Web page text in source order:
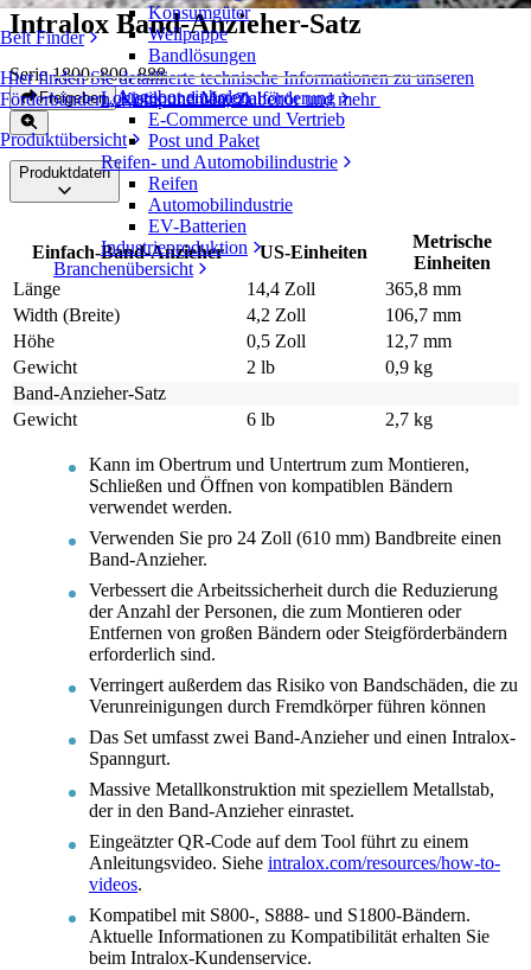
Belt Finder
Hier finden Sie detaillierte technische Informationen zu unseren
Förderbändern, Komponenten, Zubehör und mehr
Produktübersicht
Konsumgüter
Wellpappe
Bandlösungen
Logistik und Materialförderung
E-Commerce und Vertrieb
Post und Paket
Reifen- und Automobilindustrie
Reifen
Automobilindustrie
EV-Batterien
Industrieproduktion
Branchenübersicht
Intralox Band-Anzieher-Satz
Serie 1800, 800, 888
Freigeben Angebot einholen
Produktdaten
Einfach-Band-Anzieher US-Einheiten
Metrische
Einheiten
Länge
14,4 Zoll
365,8 mm
Width (Breite)
4,2 Zoll
106,7 mm
Höhe
0,5 Zoll
12,7 mm
Gewicht
2 lb
0,9 kg
Band-Anzieher-Satz
Gewicht
6 lb 2,7 kg
Kann im Obertrum und Untertrum zum Montieren,
Schließen und Öffnen von kompatiblen Bändern
verwendet werden.
Verwenden Sie pro 24 Zoll (610 mm) Bandbreite einen
Band-Anzieher.
Verbessert die Arbeitssicherheit durch die Reduzierung
der Anzahl der Personen, die zum Montieren oder
Entfernen von großen Bändern oder Steigförderbändern
erforderlich sind.
Verringert außerdem das Risiko von Bandschäden, die zu
Verunreinigungen durch Fremdkörper führen können
Das Set umfasst zwei Band-Anzieher und einen Intralox-
Spanngurt.
Massive Metallkonstruktion mit speziellem Metallstab,
der in den Band-Anzieher einrastet.
Eingeätzter QR-Code auf dem Tool führt zu einem
Anleitungsvideo. Siehe intralox.com/resources/how-to-
videos.
Kompatibel mit S800-, S888- und S1800-Bändern.
Aktuelle Informationen zu Kompatibilität erhalten Sie
beim Intralox-Kundenservice.